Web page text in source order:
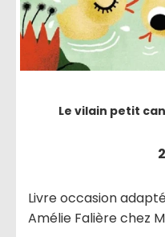
Le vilain petit
Livre occasion
Amélie Falière chez